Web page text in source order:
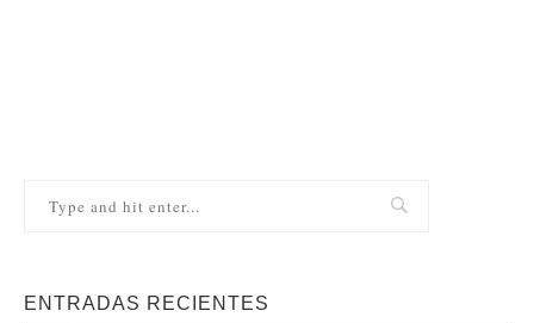
ENTRADAS RECIENTES